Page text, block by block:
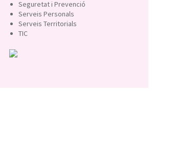
Seguretat i Prevenció
Serveis Personals
Serveis Territorials
TIC